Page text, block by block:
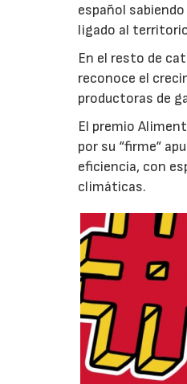
español
ligado al
En el resto de
reconoce el
productoras de
El premio
por su “firme“
eficiencia, con
climáticas.